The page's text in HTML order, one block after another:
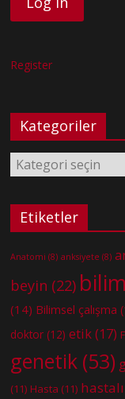
Register
Kategoriler
Kategoriler
Etiketler
Anatomi (8) anksiyete (8)
beyin (22) bilim
(14) Bilimsel çalışma
doktor (12) etik(17)
genetik (53)
(11) Hasta (11)